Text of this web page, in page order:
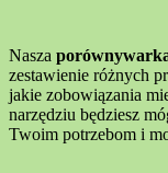
Nasza
zestawienie różnych
jakie zobowiązania
narzędziu będziesz
Twoim potrzebom i